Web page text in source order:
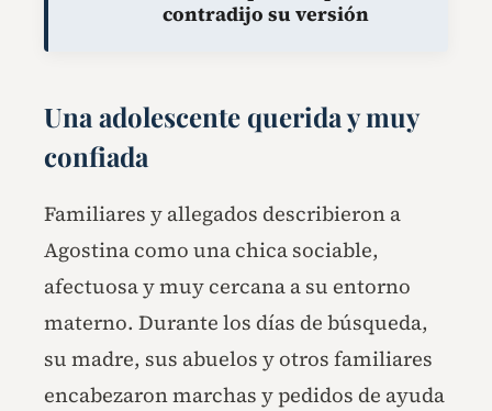
contradijo su versión
Una adolescente querida y muy
confiada
Familiares y allegados describieron a
Agostina como una chica sociable,
afectuosa y muy cercana a su entorno
materno. Durante los días de búsqueda,
su madre, sus abuelos y otros familiares
encabezaron marchas y pedidos de ayuda